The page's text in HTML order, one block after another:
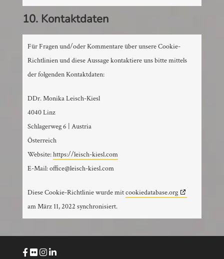
10. Kontaktdaten
Für Fragen und/oder Kommentare über unsere Cookie-
Richtlinien und diese Aussage kontaktiere uns bitte mittels
der folgenden Kontaktdaten:
DDr. Monika Leisch-Kiesl
4040 Linz
Schlagerweg 6 | Austria
Österreich
Website:https://leisch-kiesl.com
E-Mail:office@leisch-kiesl.com
Diese Cookie-Richtlinie wurde mitcookiedatabase.org
am März 11, 2022 synchronisiert.